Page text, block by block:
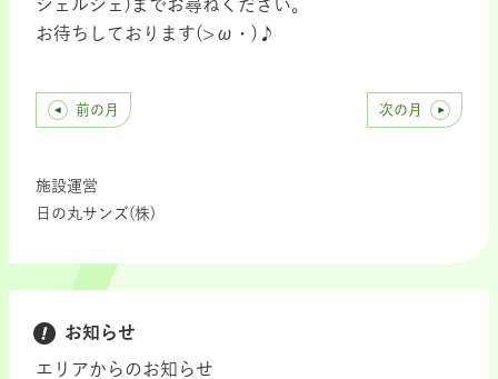
シェルジェ)までお尋ねください。
お待ちしております(>ω・)♪
前の月 次の月
施設運営
日の丸サンズ(株)
お知らせ
エリアからのお知らせ